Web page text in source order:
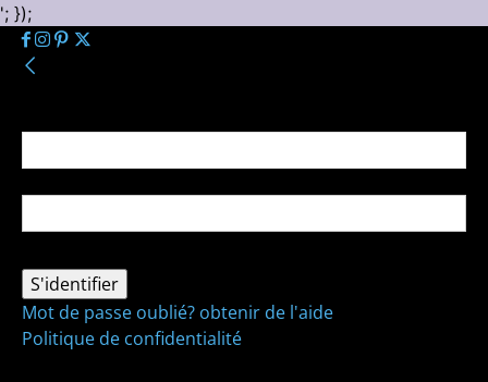
'; });
Mot de passe oublié? obtenir de l'aide
Politique de confidentialité